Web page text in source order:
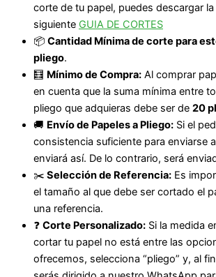
corte de tu papel, puedes descargar
siguiente GUIA DE CORTES
📦 Cantidad Mínima de corte para
pliego.
🧮 Mínimo de Compra: Al comprar
en cuenta que la suma mínima entre
pliego que adquieras debe ser de 20
🚚 Envío de Papeles a Pliego: Si el
consistencia suficiente para enviarse
enviará así. De lo contrario, será
✂️ Selección de Referencia: Es
el tamaño al que debe ser cortado el
una referencia.
❓ Corte Personalizado: Si la medida
cortar tu papel no está entre las
ofrecemos, selecciona “pliego” y, al